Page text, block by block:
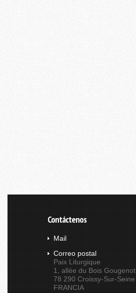
Contáctenos
Mail
Correo postal
Paix Liturgique
1, allée du Bois Gougenot
78 290 Croissy-Sur-Seine
FRANCIA